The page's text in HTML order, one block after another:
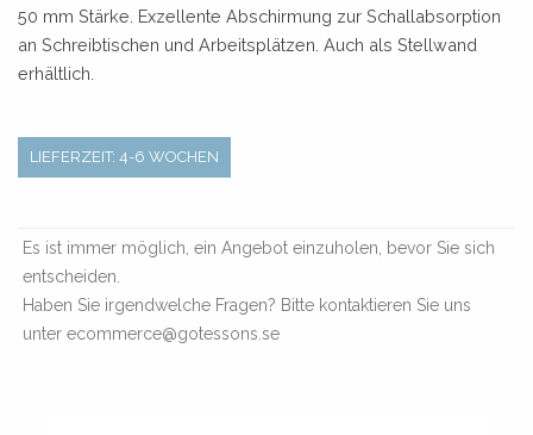
50 mm Stärke. Exzellente Abschirmung zur Schallabsorption
an Schreibtischen und Arbeitsplätzen. Auch als Stellwand
erhältlich.
LIEFERZEIT: 4-6 WOCHEN
Es ist immer möglich, ein Angebot einzuholen, bevor Sie sich
entscheiden.
Haben Sie irgendwelche Fragen? Bitte kontaktieren Sie uns
unter ecommerce@gotessons.se